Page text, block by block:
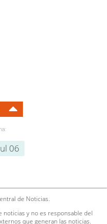
06
de Noticias.
y no es responsable del
que generan las noticias.